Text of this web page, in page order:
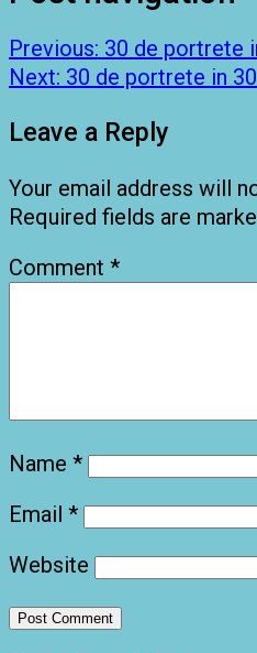
Previous: 30 de portrete
Next: 30 de portrete in
Leave a Reply
Your email address will
Required fields are
Comment *
Name *
Email *
Website